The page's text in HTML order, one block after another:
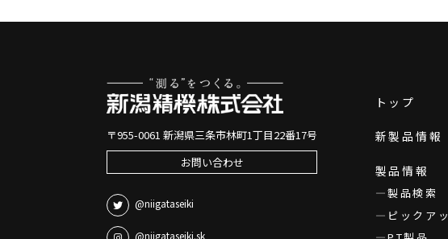
〒955-0061 新潟県三条市林町1丁目22番17号
お問い合わせ
@niigataseiki
@niigataseiki.sk
トップ
新製品情報
製品情報
製品検索
ピックア